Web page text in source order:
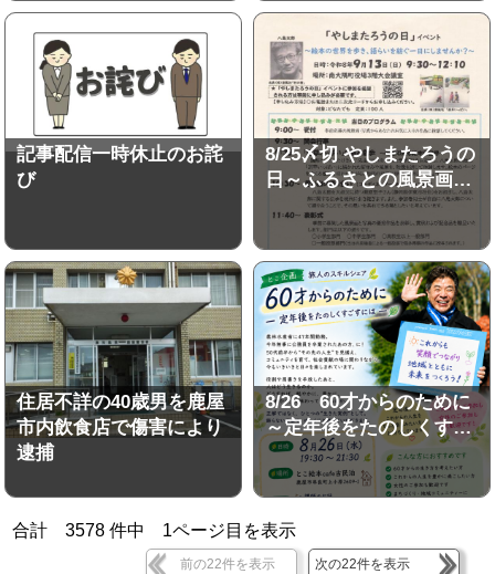
記事配信一時休止のお詫
び
8/25〆切 やしまたろうの
日～ふるさとの風景画…
住居不詳の40歳男を鹿屋
市内飲食店で傷害により
逮捕
8/26 60才からのために
～定年後をたのしくす…
合計3578 件中 1ページ目を表示
前の22件を表示 次の22件を表示